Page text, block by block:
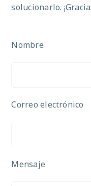
solucionarlo.
Nombre
Correo electrónico
Mensaje